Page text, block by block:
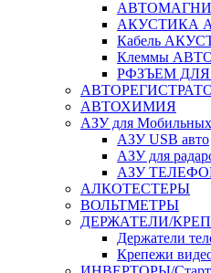
АКУСТИКА
Кабель
Клеммы
РФЗЪЕМ
АВТОХИМИЯ
АЗУ для
АЗУ USB авто
АЗУ для
АЗУ
АЛКОТЕСТЕРЫ
ВОЛЬТМЕТРЫ
ДЕРЖАТЕЛИ/
Держатели
Крепежи